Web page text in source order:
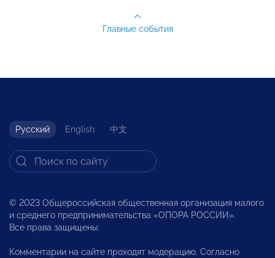
Главные события
Русский English 中文
© 2023 Общероссийская общественная организация малого
и среднего предпринимательства «ОПОРА РОССИИ».
Все права защищены.
Комментарии на сайте проходят модерацию. Согласно